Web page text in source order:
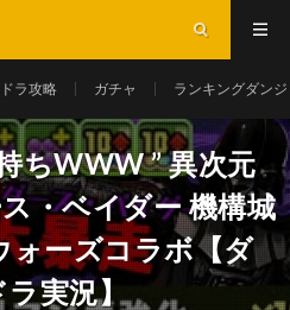
ラ攻略 ガチャ ランキングダン
ちWWW ” 異次元
・ベイダー 機構城
ォーズコラボ【ダ
実況】